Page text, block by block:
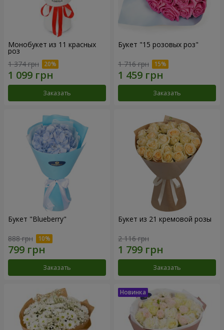
Монобукет из 11 красных
роз
1 374 грн
Заказать
Букет "15 розовых роз"
1 716 грн
Заказать
Букет "Blueberry"
888 грн
Заказать
Букет из 21 кремовой розы
2 116 грн
Заказать